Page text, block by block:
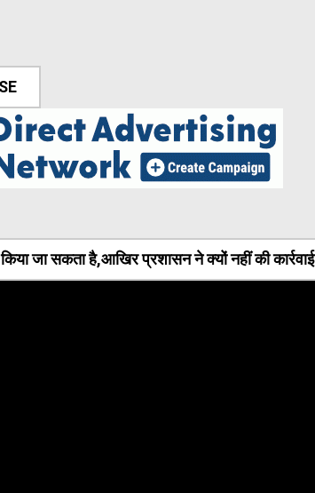
जा सकता है,आखिर प्रशासन ने क्यों नहीं की कार्रवाई